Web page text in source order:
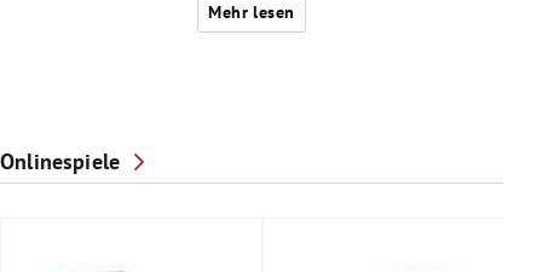
Mehr lesen
Onlinespiele